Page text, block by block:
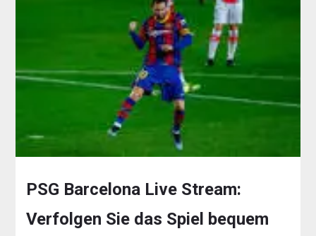
PSG Barcelona Live Stream:
Verfolgen Sie das Spiel bequem